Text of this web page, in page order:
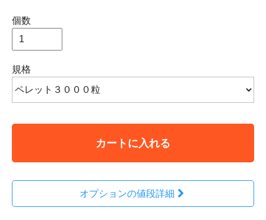
個数
規格
カートに入れる
オプションの値段詳細